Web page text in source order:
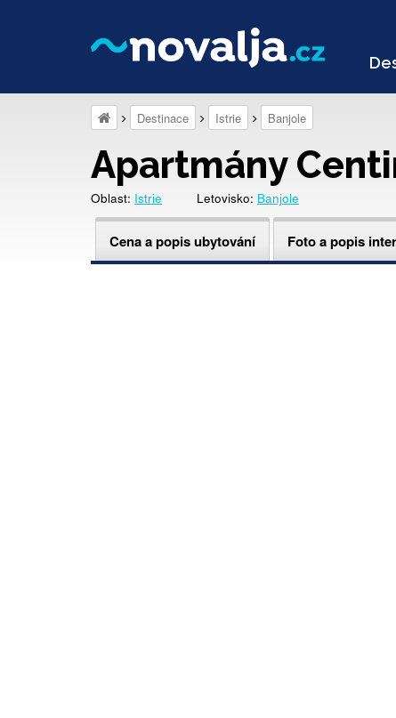
Destinace Istrie Banjole
Apartmány
Oblast: Istrie Letovisko: Banjole
Cena a popis ubytování Foto a popis